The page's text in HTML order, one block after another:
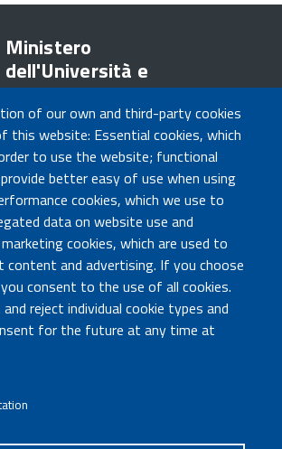
of our own and third-party cookies
this website: Essential cookies, which
to use the website; functional
better easy of use when using
cookies, which we use to
data on website use and
cookies, which are used to
content and advertising. If you choose
you consent to the use of all cookies.
reject individual cookie types and
for the future at any time at
Ministero
dell'Università e
della Ricerca
Trasparente
NOI
certificata